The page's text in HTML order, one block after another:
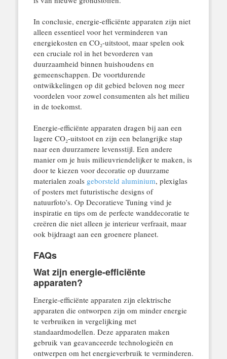
In conclusie, energie-efficiënte apparaten zijn niet
alleen essentieel voor het verminderen van
energiekosten en CO₂-uitstoot, maar spelen ook
een cruciale rol in het bevorderen van
duurzaamheid binnen huishoudens en
gemeenschappen. De voortdurende
ontwikkelingen op dit gebied beloven nog meer
voordelen voor zowel consumenten als het milieu
in de toekomst.
Energie-efficiënte apparaten dragen bij aan een
lagere CO₂-uitstoot en zijn een belangrijke stap
naar een duurzamere levensstijl. Een andere
manier om je huis milieuvriendelijker te maken, is
door te kiezen voor decoratie op duurzame
materialen zoals geborsteld aluminium, plexiglas
of posters met futuristische designs of
natuurfoto’s. Op Decoratieve Tuning vind je
inspiratie en tips om de perfecte wanddecoratie te
creëren die niet alleen je interieur verfraait, maar
ook bijdraagt aan een groenere planeet.
FAQs
Wat zijn energie-efficiënte
apparaten?
Energie-efficiënte apparaten zijn elektrische
apparaten die ontworpen zijn om minder energie
te verbruiken in vergelijking met
standaardmodellen. Deze apparaten maken
gebruik van geavanceerde technologieën en
ontwerpen om het energieverbruik te verminderen.